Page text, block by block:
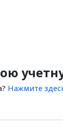
Нажмите